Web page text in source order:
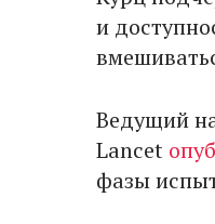
и
Ведущий
Lancet
фазы